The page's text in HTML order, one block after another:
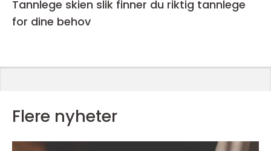
Tannlege skien slik finner du riktig tannlege
for dine behov
Flere nyheter